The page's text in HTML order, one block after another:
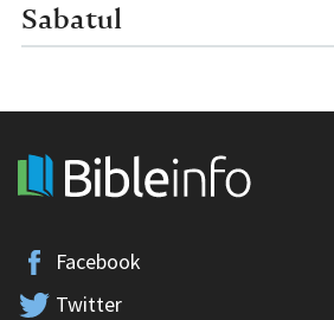
Sabatul
Facebook
Twitter